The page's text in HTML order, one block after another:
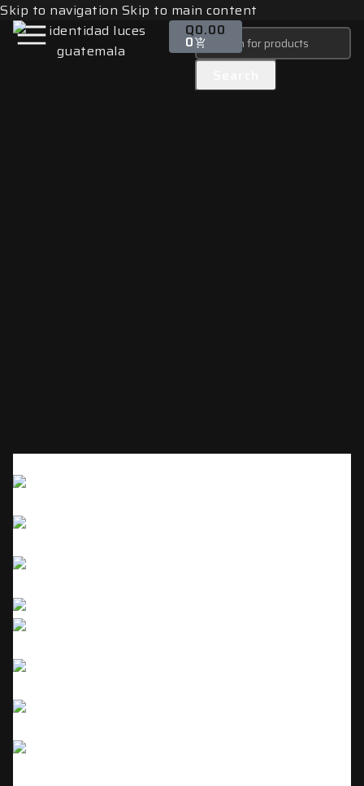
Skip to navigation Skip to main content
Q0.00
0